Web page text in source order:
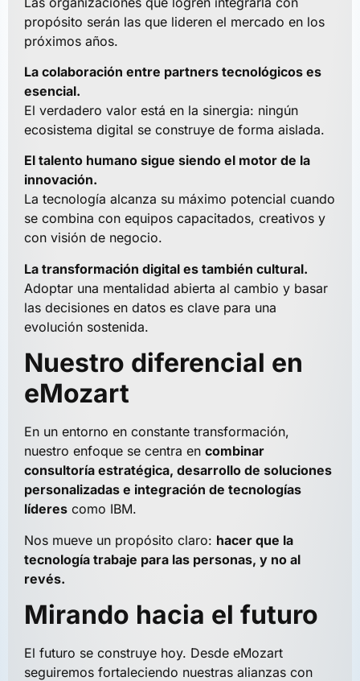
propósito serán las que lideren el mercado en los
próximos años.
La colaboración entre partners tecnológicos es
esencial.
El verdadero valor está en la sinergia: ningún
ecosistema digital se construye de forma aislada.
El talento humano sigue siendo el motor de la
innovación.
La tecnología alcanza su máximo potencial cuando
se combina con equipos capacitados, creativos y
con visión de negocio.
La transformación digital es también cultural.
Adoptar una mentalidad abierta al cambio y basar
las decisiones en datos es clave para una
evolución sostenida.
Nuestro diferencial en
eMozart
En un entorno en constante transformación,
nuestro enfoque se centra en combinar
consultoría estratégica, desarrollo de soluciones
personalizadas e integración de tecnologías
líderes como IBM.
Nos mueve un propósito claro: hacer que la
tecnología trabaje para las personas, y no al
revés.
Mirando hacia el futuro
El futuro se construye hoy. Desde eMozart
seguiremos fortaleciendo nuestras alianzas con